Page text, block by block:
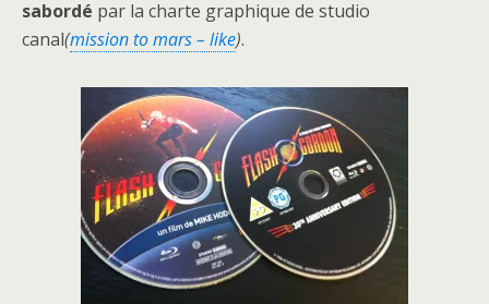
sabordé par la charte graphique de studio
canal(mission to mars – like).